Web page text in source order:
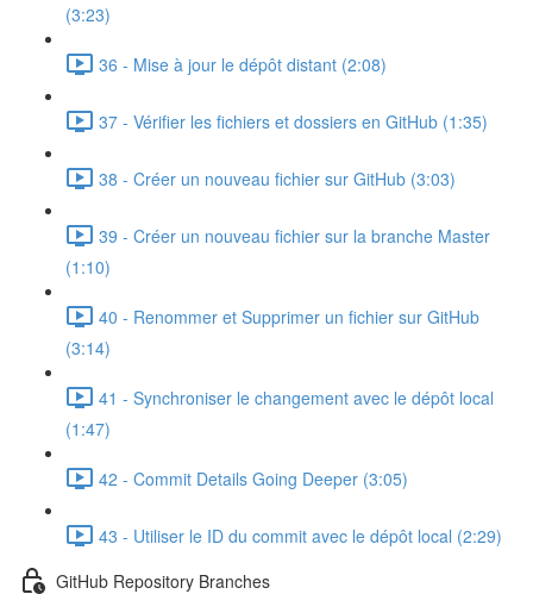
(3:23)
36 - Mise à jour le dépôt distant (2:08)
37 - Vérifier les fichiers et dossiers en GitHub (1:35)
38 - Créer un nouveau fichier sur GitHub (3:03)
39 - Créer un nouveau fichier sur la branche Master
(1:10)
40 - Renommer et Supprimer un fichier sur GitHub
(3:14)
41 - Synchroniser le changement avec le dépôt local
(1:47)
42 - Commit Details Going Deeper (3:05)
43 - Utiliser le ID du commit avec le dépôt local (2:29)
GitHub Repository Branches